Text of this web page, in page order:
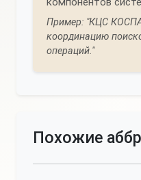
Пример: "КЦС
координацию
операций."
Похожие